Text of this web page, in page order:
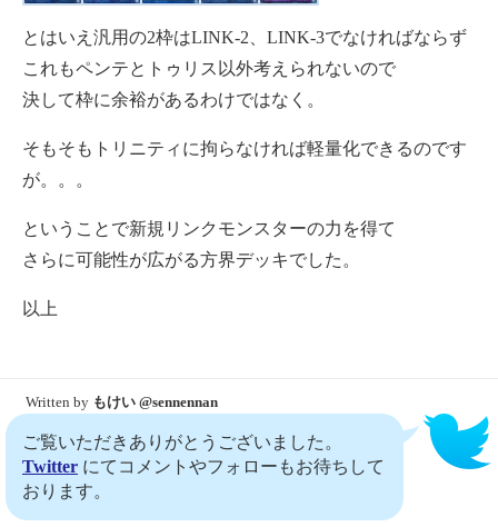
とはいえ汎用の2枠はLINK-2、LINK-3でなければならず
これもペンテとトゥリス以外考えられないので
決して枠に余裕があるわけではなく。
そもそもトリニティに拘らなければ軽量化できるのです
が。。。
ということで新規リンクモンスターの力を得て
さらに可能性が広がる方界デッキでした。
以上
Written by もけい @sennennan
ご覧いただきありがとうございました。
Twitter にてコメントやフォローもお待ちして
おります。